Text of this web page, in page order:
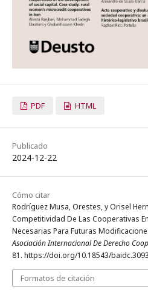
PDF HTML
Publicado
2024-12-22
Cómo citar
Rodríguez Musa, Orestes, y Orisel
Competitividad De Las Cooperativas
Necesarias Para Futuras
Asociación Internacional De Derecho
81. https://doi.org/10.18543/
Formatos de citación